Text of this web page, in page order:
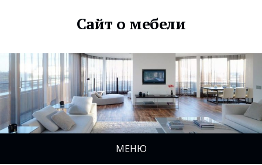
Сайт о мебели
МЕНЮ